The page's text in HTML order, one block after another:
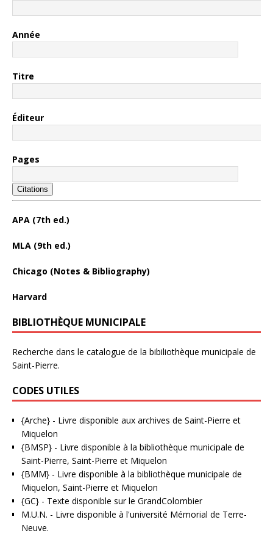
Année
Titre
Éditeur
Pages
Citations
APA (7th ed.)
MLA (9th ed.)
Chicago (Notes & Bibliography)
Harvard
BIBLIOTHÈQUE MUNICIPALE
Recherche dans le catalogue de la bibiliothèque municipale de
Saint-Pierre.
CODES UTILES
{Arche} - Livre disponible aux archives de Saint-Pierre et
Miquelon
{BMSP} - Livre disponible à la bibliothèque municipale de
Saint-Pierre, Saint-Pierre et Miquelon
{BMM} - Livre disponible à la bibliothèque municipale de
Miquelon, Saint-Pierre et Miquelon
{GC} - Texte disponible sur le GrandColombier
M.U.N. - Livre disponible à l'université Mémorial de Terre-
Neuve.